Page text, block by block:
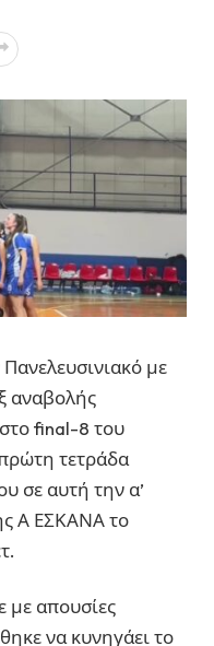
με
αναβολής
final-8 του
τετράδα
σε αυτή την α’
Α ΕΣΚΑΝΑ το
με απουσίες
να κυνηγάει το